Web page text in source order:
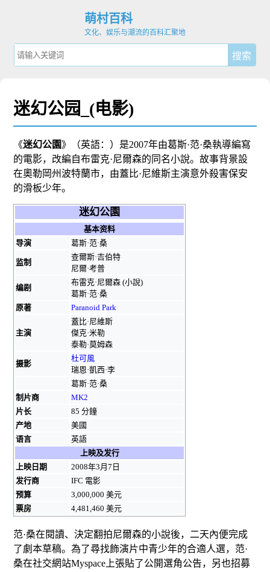
萌村百科
文化、娱乐与潮流的百科汇聚地
迷幻公园_(电影)
《迷幻公園》（英語： ）是2007年由葛斯·范·桑執導編寫
的電影，改編自布雷克·尼爾森的 同名小說。故事背景設
在奧勒岡州波特蘭市，由蓋比·尼維斯主演意外殺害保安
的滑板少年。
迷幻公園
基本资料
导演
葛斯·范·桑
监制
查爾斯·吉伯特
尼爾·考普
编剧
布雷克·尼爾森 (小說)
葛斯·范·桑
原著
Paranoid Park
主演
蓋比·尼維斯
傑克·米勒
泰勒·莫姆森
摄影
杜可風
瑞恩·凱西·李
葛斯·范·桑
制片商
MK2
片长
85 分鐘
产地
美國
语言
英語
上映及发行
上映日期
2008年3月7日
发行商
IFC 電影
预算
3,000,000 美元
票房
4,481,460 美元
范·桑在閱讀、決定翻拍尼爾森的小說後，二天內便完成
了劇本草稿。為了尋找飾演片中青少年的合適人選，范·
桑在社交網站Myspace上張貼了公開選角公告，另也招募